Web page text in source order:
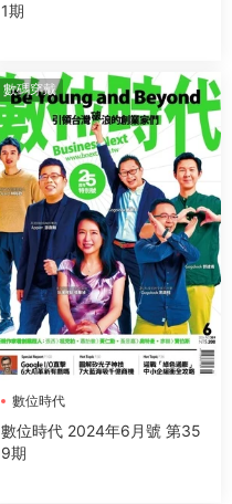
1期
數碼穿戴
數位時代
數位時代 2024年6月號 第35
9期